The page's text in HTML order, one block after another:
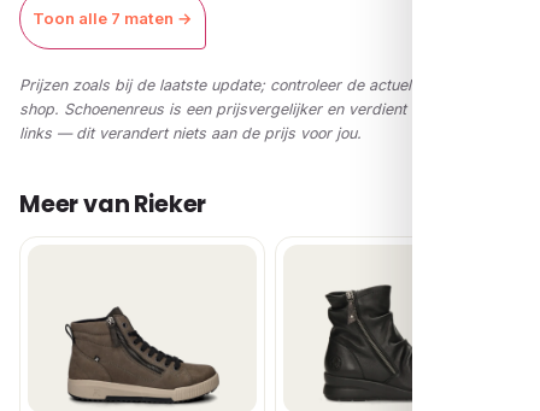
Toon alle 7 maten →
Prijzen zoals bij de laatste update; controleer de actuele prijs in de
shop. Schoenenreus is een prijsvergelijker en verdient via affiliate-
links — dit verandert niets aan de prijs voor jou.
Meer van Rieker